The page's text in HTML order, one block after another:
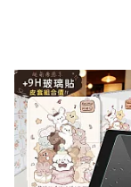
馬德高(21)
Gardiner(20)
SONY